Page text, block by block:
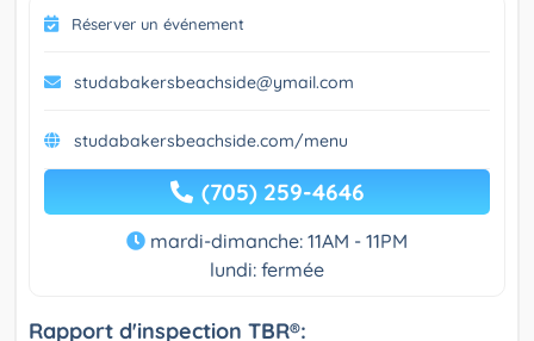
Réserver un événement
studabakersbeachside@ymail.com
studabakersbeachside.com/menu
(705) 259-4646
mardi-dimanche: 11AM - 11PM
lundi: fermée
Rapport d'inspection TBR®: